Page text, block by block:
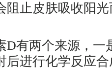
阻止皮肤吸收阳
两个来源，一
后进行化学反应